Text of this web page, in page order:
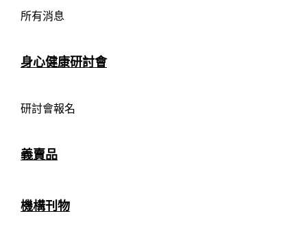
所有消息
身心健康研討會
研討會報名
義賣品
機構刊物